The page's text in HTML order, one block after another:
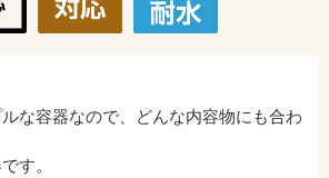
な容器なので、どんな内容物にも合わ
す。